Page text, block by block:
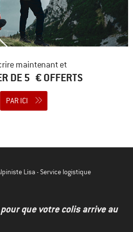
maintenant et
DE 5 € OFFERTS
PAR ICI
Lisa - Service logistique
que votre colis arrive au